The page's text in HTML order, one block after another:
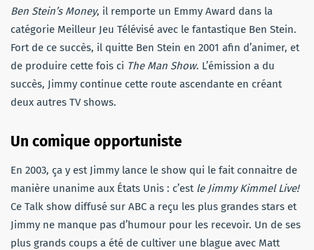
Ben Stein’s Money, il remporte un Emmy Award dans la
catégorie Meilleur Jeu Télévisé avec le fantastique Ben Stein.
Fort de ce succès, il quitte Ben Stein en 2001 afin d’animer, et
de produire cette fois ci The Man Show. L’émission a du
succès, Jimmy continue cette route ascendante en créant
deux autres TV shows.
Un comique opportuniste
En 2003, ça y est Jimmy lance le show qui le fait connaitre de
manière unanime aux États Unis : c’est le Jimmy Kimmel Live!
Ce Talk show diffusé sur ABC a reçu les plus grandes stars et
Jimmy ne manque pas d’humour pour les recevoir. Un de ses
plus grands coups a été de cultiver une blague avec Matt